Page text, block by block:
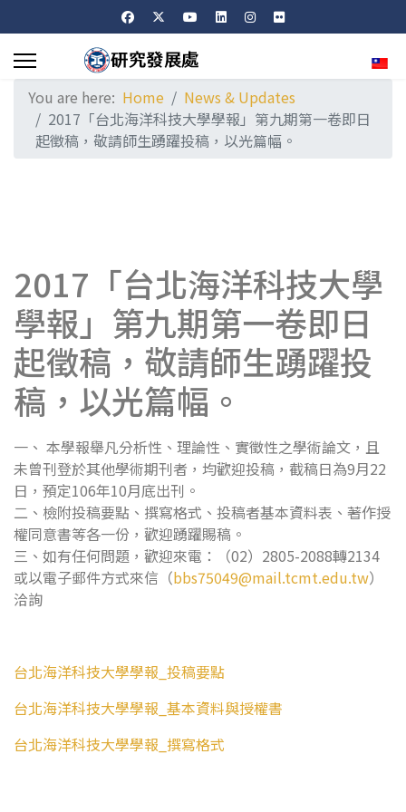
You are here: Home
News & Updates
2017「台北海洋科技大學學報」第九期第一卷即日
起徵稿，敬請師生踴躍投稿，以光篇幅。
2017「台北海洋科技大學
學報」第九期第一卷即日
起徵稿，敬請師生踴躍投
稿，以光篇幅。
一、 本學報舉凡分析性、理論性、實徵性之學術論文，且
未曾刊登於其他學術期刊者，均歡迎投稿，截稿日為9月22
日，預定106年10月底出刊。
二、檢附投稿要點、撰寫格式、投稿者基本資料表、著作授
權同意書等各一份，歡迎踴躍賜稿。
三、如有任何問題，歡迎來電：（02）2805-2088轉2134
或以電子郵件方式來信（bbs75049@mail.tcmt.edu.tw）
洽詢
台北海洋科技大學學報_投稿要點
台北海洋科技大學學報_基本資料與授權書
台北海洋科技大學學報_撰寫格式